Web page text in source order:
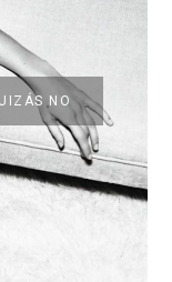
NO